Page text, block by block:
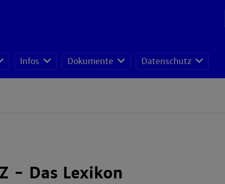
Infos Dokumente Datenschutz
- Das Lexikon